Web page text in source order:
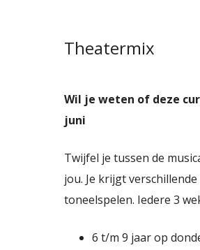
Theatermix
Wil je weten of deze
juni
Twijfel je tussen de
jou. Je krijgt
toneelspelen. Iedere 3
6 t/m 9 jaar op